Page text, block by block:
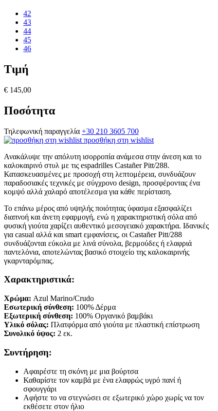
42
43
44
45
46
Τιμή
€ 145,00
Ποσότητα
Τηλεφωνική παραγγελία +30 210 3605 700
προσθήκη στη wishlist
Ανακάλυψε την απόλυτη ισορροπία ανάμεσα στην άνεση και το
καλοκαιρινό στυλ με τις espadrilles Castañer Pitt/288.
Κατασκευασμένες με προσοχή στη λεπτομέρεια, συνδυάζουν
παραδοσιακές τεχνικές με σύγχρονο design, προσφέροντας ένα
κομψό αλλά χαλαρό αποτέλεσμα για κάθε περίσταση.
Το επάνω μέρος από υψηλής ποιότητας ύφασμα εξασφαλίζει
διαπνοή και άνετη εφαρμογή, ενώ η χαρακτηριστική σόλα από
φυσική γιούτα χαρίζει αυθεντικό μεσογειακό χαρακτήρα. Ιδανικές
για casual αλλά και smart εμφανίσεις, οι Castañer Pitt/288
συνδυάζονται εύκολα με λινά σύνολα, βερμούδες ή ελαφριά
παντελόνια, αποτελώντας βασικό στοιχείο της καλοκαιρινής
γκαρνταρόμπας.
Χαρακτηριστικά:
Χρώμα: Azul Marino/Crudo
Εσωτερική σύνθεση: 100% Δέρμα
Εξωτερική σύνθεση: 100% Οργανικό βαμβάκι
Υλικό σόλας: Πλατφόρμα από γιούτα με πλαστική επίστρωση
Συνολικό ύψος: 2 εκ.
Συντήρηση:
Αφαιρέστε τη σκόνη με μια βούρτσα
Καθαρίστε τον καμβά με ένα ελαφρώς υγρό πανί ή
σφουγγάρι
Αφήστε το να στεγνώσει σε εξωτερικό χώρο χωρίς να τον
εκθέσετε στον ήλιο